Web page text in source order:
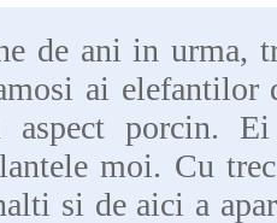
de ani in urma,
ai elefantilor
porcin. Ei
moi. Cu
si de aici a